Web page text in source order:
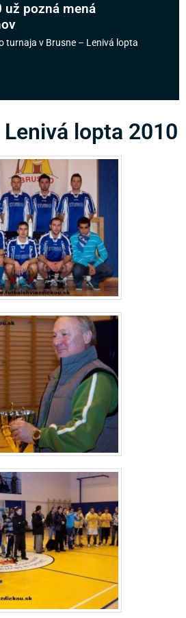
už pozná mená
turnaja v Brusne – Lenivá lopta
lopta 2010